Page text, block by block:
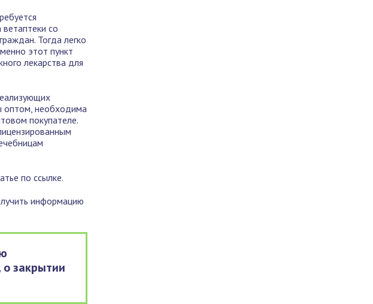
со
Тогда легко
этот пункт
лекарства для
оптом, необходима
покупателе.
по ссылке.
информацию
закрытии